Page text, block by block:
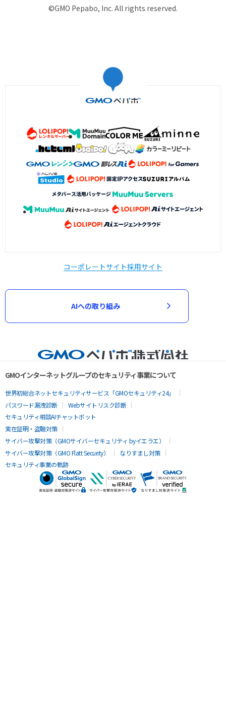
©GMO Pepabo, Inc. All rights reserved.
コーポレートサイト採用サイト
AIへの取り組み
GMOインターネットグループのセキュリティ事業について
世界初総合ネットセキュリティサービス「GMOセキュリティ24」
パスワード漏洩診断
Webサイトリスク診断
セキュリティ相談AIチャットボット
実在証明・盗聴対策
サイバー攻撃対策（GMOサイバーセキュリティ byイエラエ）
サイバー攻撃対策（GMO Flatt Security）
なりすまし対策
セキュリティ事業の軌跡